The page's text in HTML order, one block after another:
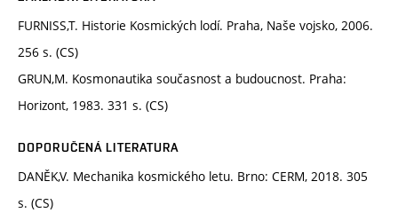
FURNISS,T. Historie Kosmických lodí. Praha, Naše vojsko, 2006.
256 s. (CS)
GRUN,M. Kosmonautika současnost a budoucnost. Praha:
Horizont, 1983. 331 s. (CS)
DOPORUČENÁ LITERATURA
DANĚK,V. Mechanika kosmického letu. Brno: CERM, 2018. 305
s. (CS)